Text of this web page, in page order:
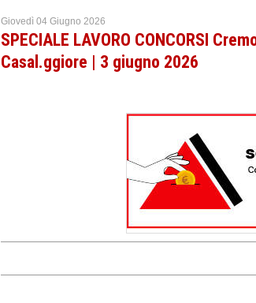
Giovedì 04 Giugno 2026
SPECIALE LAVORO CONCORSI
Casal.ggiore | 3 giugno 2026